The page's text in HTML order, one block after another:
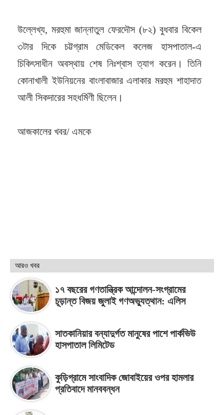
উল্লেখ্য, মরহুমা জান্নাতুল ফেরদৌস (৮২) বুধবার বিকেল
৩টার দিকে চট্টগ্রাম মেডিকেল কলেজ হাসপাতাল-এ
চিকিৎসাধীন অবস্থায় শেষ নিঃশ্বাস ত্যাগ করেন। তিনি
কোনাখালী ইউনিয়নের বাংলাবাজার এলাকার মরহুম শাহাদাত
আলী সিকদারের সহধর্মিণী ছিলেন।
আজকালের খবর/ এমকে
আরও খবর
১৭ বছরের গণতান্ত্রিক আন্দোলন-সংগ্রামের
চূড়ান্ত বিজয় জুলাই গণঅভ্যুত্থান: এলিস
সাতকানিয়ার বন্যাদুর্গত মানুষের পাশে পার্কভিউ
হাসপাতাল লিমিটেড
কুড়িগ্রামে সাংবাদিক জোবাইয়ের ওপর হামলার
প্রতিবাদে মানববন্ধন